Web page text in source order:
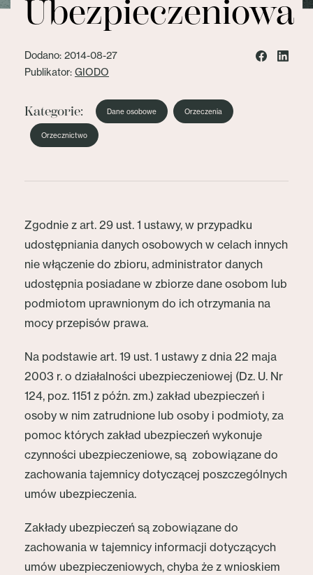
Ubezpieczeniowa
Dodano: 2014-08-27
Publikator: GIODO
Kategorie: Dane osobowe Orzeczenia
Orzecznictwo
Zgodnie z art. 29 ust. 1 ustawy, w przypadku
udostępniania danych osobowych w celach innych
nie włączenie do zbioru, administrator danych
udostępnia posiadane w zbiorze dane osobom lub
podmiotom uprawnionym do ich otrzymania na
mocy przepisów prawa.
Na podstawie art. 19 ust. 1 ustawy z dnia 22 maja
2003 r. o działalności ubezpieczeniowej (Dz. U. Nr
124, poz. 1151 z późn. zm.) zakład ubezpieczeń i
osoby w nim zatrudnione lub osoby i podmioty, za
pomoc których zakład ubezpieczeń wykonuje
czynności ubezpieczeniowe, są zobowiązane do
zachowania tajemnicy dotyczącej poszczególnych
umów ubezpieczenia.
Zakłady ubezpieczeń są zobowiązane do
zachowania w tajemnicy informacji dotyczących
umów ubezpieczeniowych, chyba że z wnioskiem